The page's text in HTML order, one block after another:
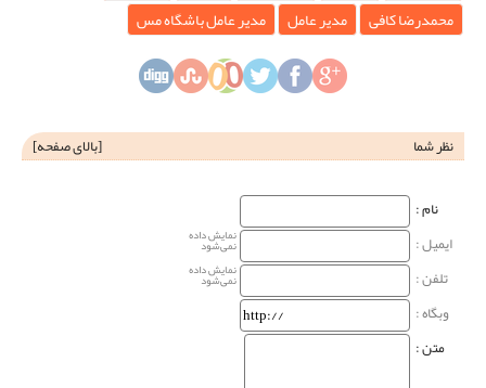
محمدرضا کافی
مدیر عامل مدیر عامل باشگاه مس
نظر شما [بالای صفحه]
نام‌ :
ایمیل :
نمایش داده
نمی‌شود
تلفن : نمایش داده
نمی‌شود
وبگاه‌ :
متن :